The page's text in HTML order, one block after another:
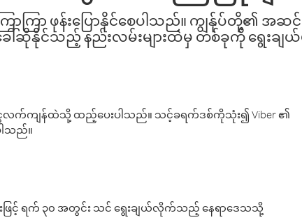
ာကြာ ဖုန်းပြောနိုင်စေပါသည်။ ကျွန်ုပ်တို့၏ အဆ
ေါ်ဆိုနိုင်သည့် နည်းလမ်းများထဲမှ တစ်ခုကို ရွေးချယ်
က်ကျန်ထဲသို့ ထည့်ပေးပါသည်။ သင့်ခရက်ဒစ်ကိုသုံး၍ Viber ၏
ါသည်။
ဖြင့် ရက် ၃၀ အတွင်း သင် ရွေးချယ်လိုက်သည့် နေရာဒေသသို့